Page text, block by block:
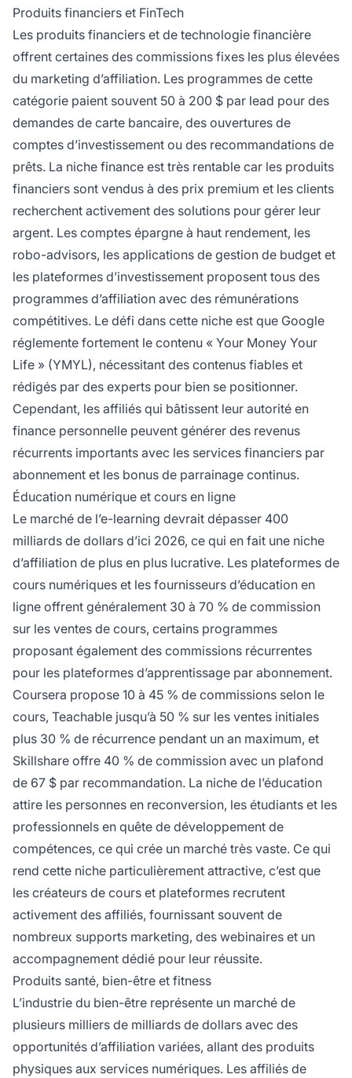
Produits financiers et FinTech
Les produits financiers et de technologie financière
offrent certaines des commissions fixes les plus élevées
du marketing d’affiliation. Les programmes de cette
catégorie paient souvent 50 à 200 $ par lead pour des
demandes de carte bancaire, des ouvertures de
comptes d’investissement ou des recommandations de
prêts. La niche finance est très rentable car les produits
financiers sont vendus à des prix premium et les clients
recherchent activement des solutions pour gérer leur
argent. Les comptes épargne à haut rendement, les
robo-advisors, les applications de gestion de budget et
les plateformes d’investissement proposent tous des
programmes d’affiliation avec des rémunérations
compétitives. Le défi dans cette niche est que Google
réglemente fortement le contenu « Your Money Your
Life » (YMYL), nécessitant des contenus fiables et
rédigés par des experts pour bien se positionner.
Cependant, les affiliés qui bâtissent leur autorité en
finance personnelle peuvent générer des revenus
récurrents importants avec les services financiers par
abonnement et les bonus de parrainage continus.
Éducation numérique et cours en ligne
Le marché de l’e-learning devrait dépasser 400
milliards de dollars d’ici 2026, ce qui en fait une niche
d’affiliation de plus en plus lucrative. Les plateformes de
cours numériques et les fournisseurs d’éducation en
ligne offrent généralement 30 à 70 % de commission
sur les ventes de cours, certains programmes
proposant également des commissions récurrentes
pour les plateformes d’apprentissage par abonnement.
Coursera propose 10 à 45 % de commissions selon le
cours, Teachable jusqu’à 50 % sur les ventes initiales
plus 30 % de récurrence pendant un an maximum, et
Skillshare offre 40 % de commission avec un plafond
de 67 $ par recommandation. La niche de l’éducation
attire les personnes en reconversion, les étudiants et les
professionnels en quête de développement de
compétences, ce qui crée un marché très vaste. Ce qui
rend cette niche particulièrement attractive, c’est que
les créateurs de cours et plateformes recrutent
activement des affiliés, fournissant souvent de
nombreux supports marketing, des webinaires et un
accompagnement dédié pour leur réussite.
Produits santé, bien-être et fitness
L’industrie du bien-être représente un marché de
plusieurs milliers de milliards de dollars avec des
opportunités d’affiliation variées, allant des produits
physiques aux services numériques. Les affiliés de